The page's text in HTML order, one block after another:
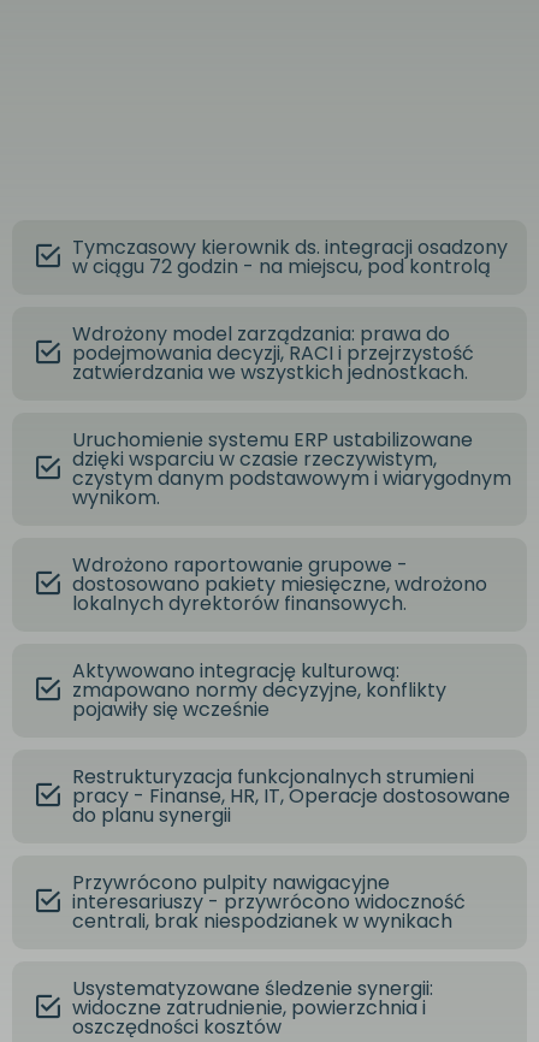
Tymczasowy kierownik ds. integracji osadzony
w ciągu 72 godzin - na miejscu, pod kontrolą
Wdrożony model zarządzania: prawa do
podejmowania decyzji, RACI i przejrzystość
zatwierdzania we wszystkich jednostkach.
Uruchomienie systemu ERP ustabilizowane
dzięki wsparciu w czasie rzeczywistym,
czystym danym podstawowym i wiarygodnym
wynikom.
Wdrożono raportowanie grupowe -
dostosowano pakiety miesięczne, wdrożono
lokalnych dyrektorów finansowych.
Aktywowano integrację kulturową:
zmapowano normy decyzyjne, konflikty
pojawiły się wcześnie
Restrukturyzacja funkcjonalnych strumieni
pracy - Finanse, HR, IT, Operacje dostosowane
do planu synergii
Przywrócono pulpity nawigacyjne
interesariuszy - przywrócono widoczność
centrali, brak niespodzianek w wynikach
Usystematyzowane śledzenie synergii:
widoczne zatrudnienie, powierzchnia i
oszczędności kosztów